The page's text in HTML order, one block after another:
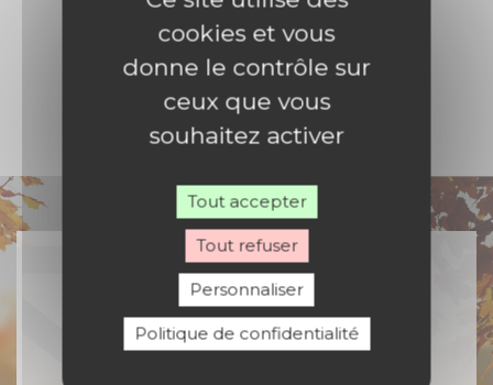
Rejoignez-nous
cookies et vous
donne le contrôle sur
ceux que vous
souhaitez activer
Tout accepter
Tout refuser
Personnaliser
Politique de confidentialité